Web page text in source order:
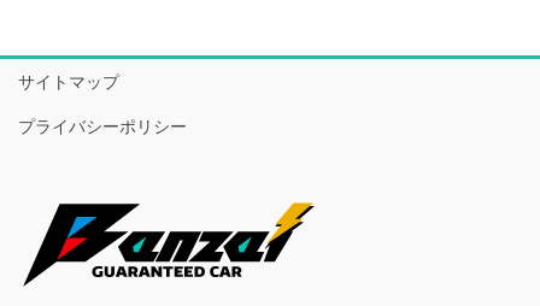
サイトマップ
プライバシーポリシー